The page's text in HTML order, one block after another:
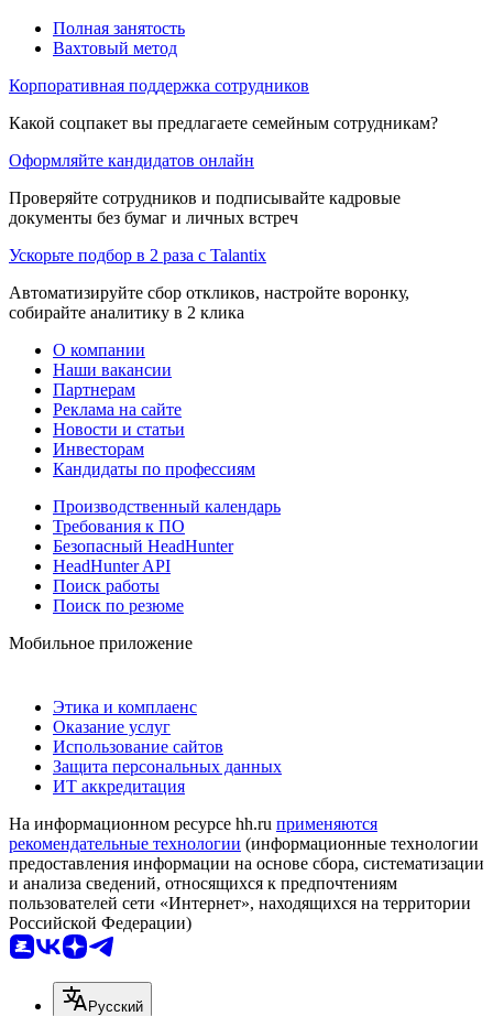
Полная занятость
Вахтовый метод
Корпоративная поддержка сотрудников
Какой соцпакет вы предлагаете семейным сотрудникам?
Оформляйте кандидатов онлайн
Проверяйте сотрудников и подписывайте кадровые
документы без бумаг и личных встреч
Ускорьте подбор в 2 раза с Talantix
Автоматизируйте сбор откликов, настройте воронку,
собирайте аналитику в 2 клика
О компании
Наши вакансии
Партнерам
Реклама на сайте
Новости и статьи
Инвесторам
Кандидаты по профессиям
Производственный календарь
Требования к ПО
Безопасный HeadHunter
HeadHunter API
Поиск работы
Поиск по резюме
Мобильное приложение
Этика и комплаенс
Оказание услуг
Использование сайтов
Защита персональных данных
ИТ аккредитация
На информационном ресурсе hh.ru применяются
рекомендательные технологии (информационные технологии
предоставления информации на основе сбора, систематизации
и анализа сведений, относящихся к предпочтениям
пользователей сети «Интернет», находящихся на территории
Российской Федерации)
Русский